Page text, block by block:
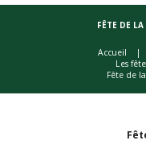
FÊTE DE
Accueil
Les
Fête de